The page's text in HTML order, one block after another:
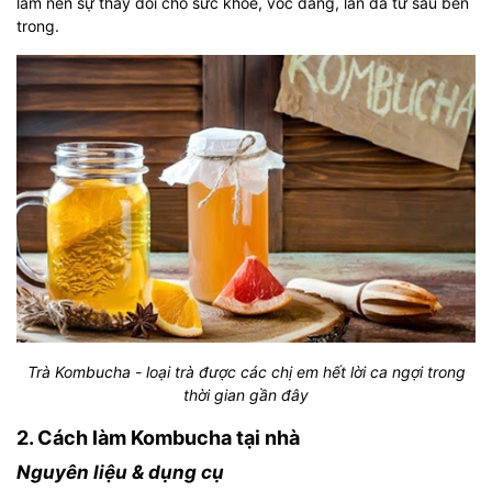
trong.
Trà Kombucha - loại trà được các chị em hết lời ca ngợi trong
thời gian gần đây
2. Cách làm Kombucha tại nhà
Nguyên liệu & dụng cụ